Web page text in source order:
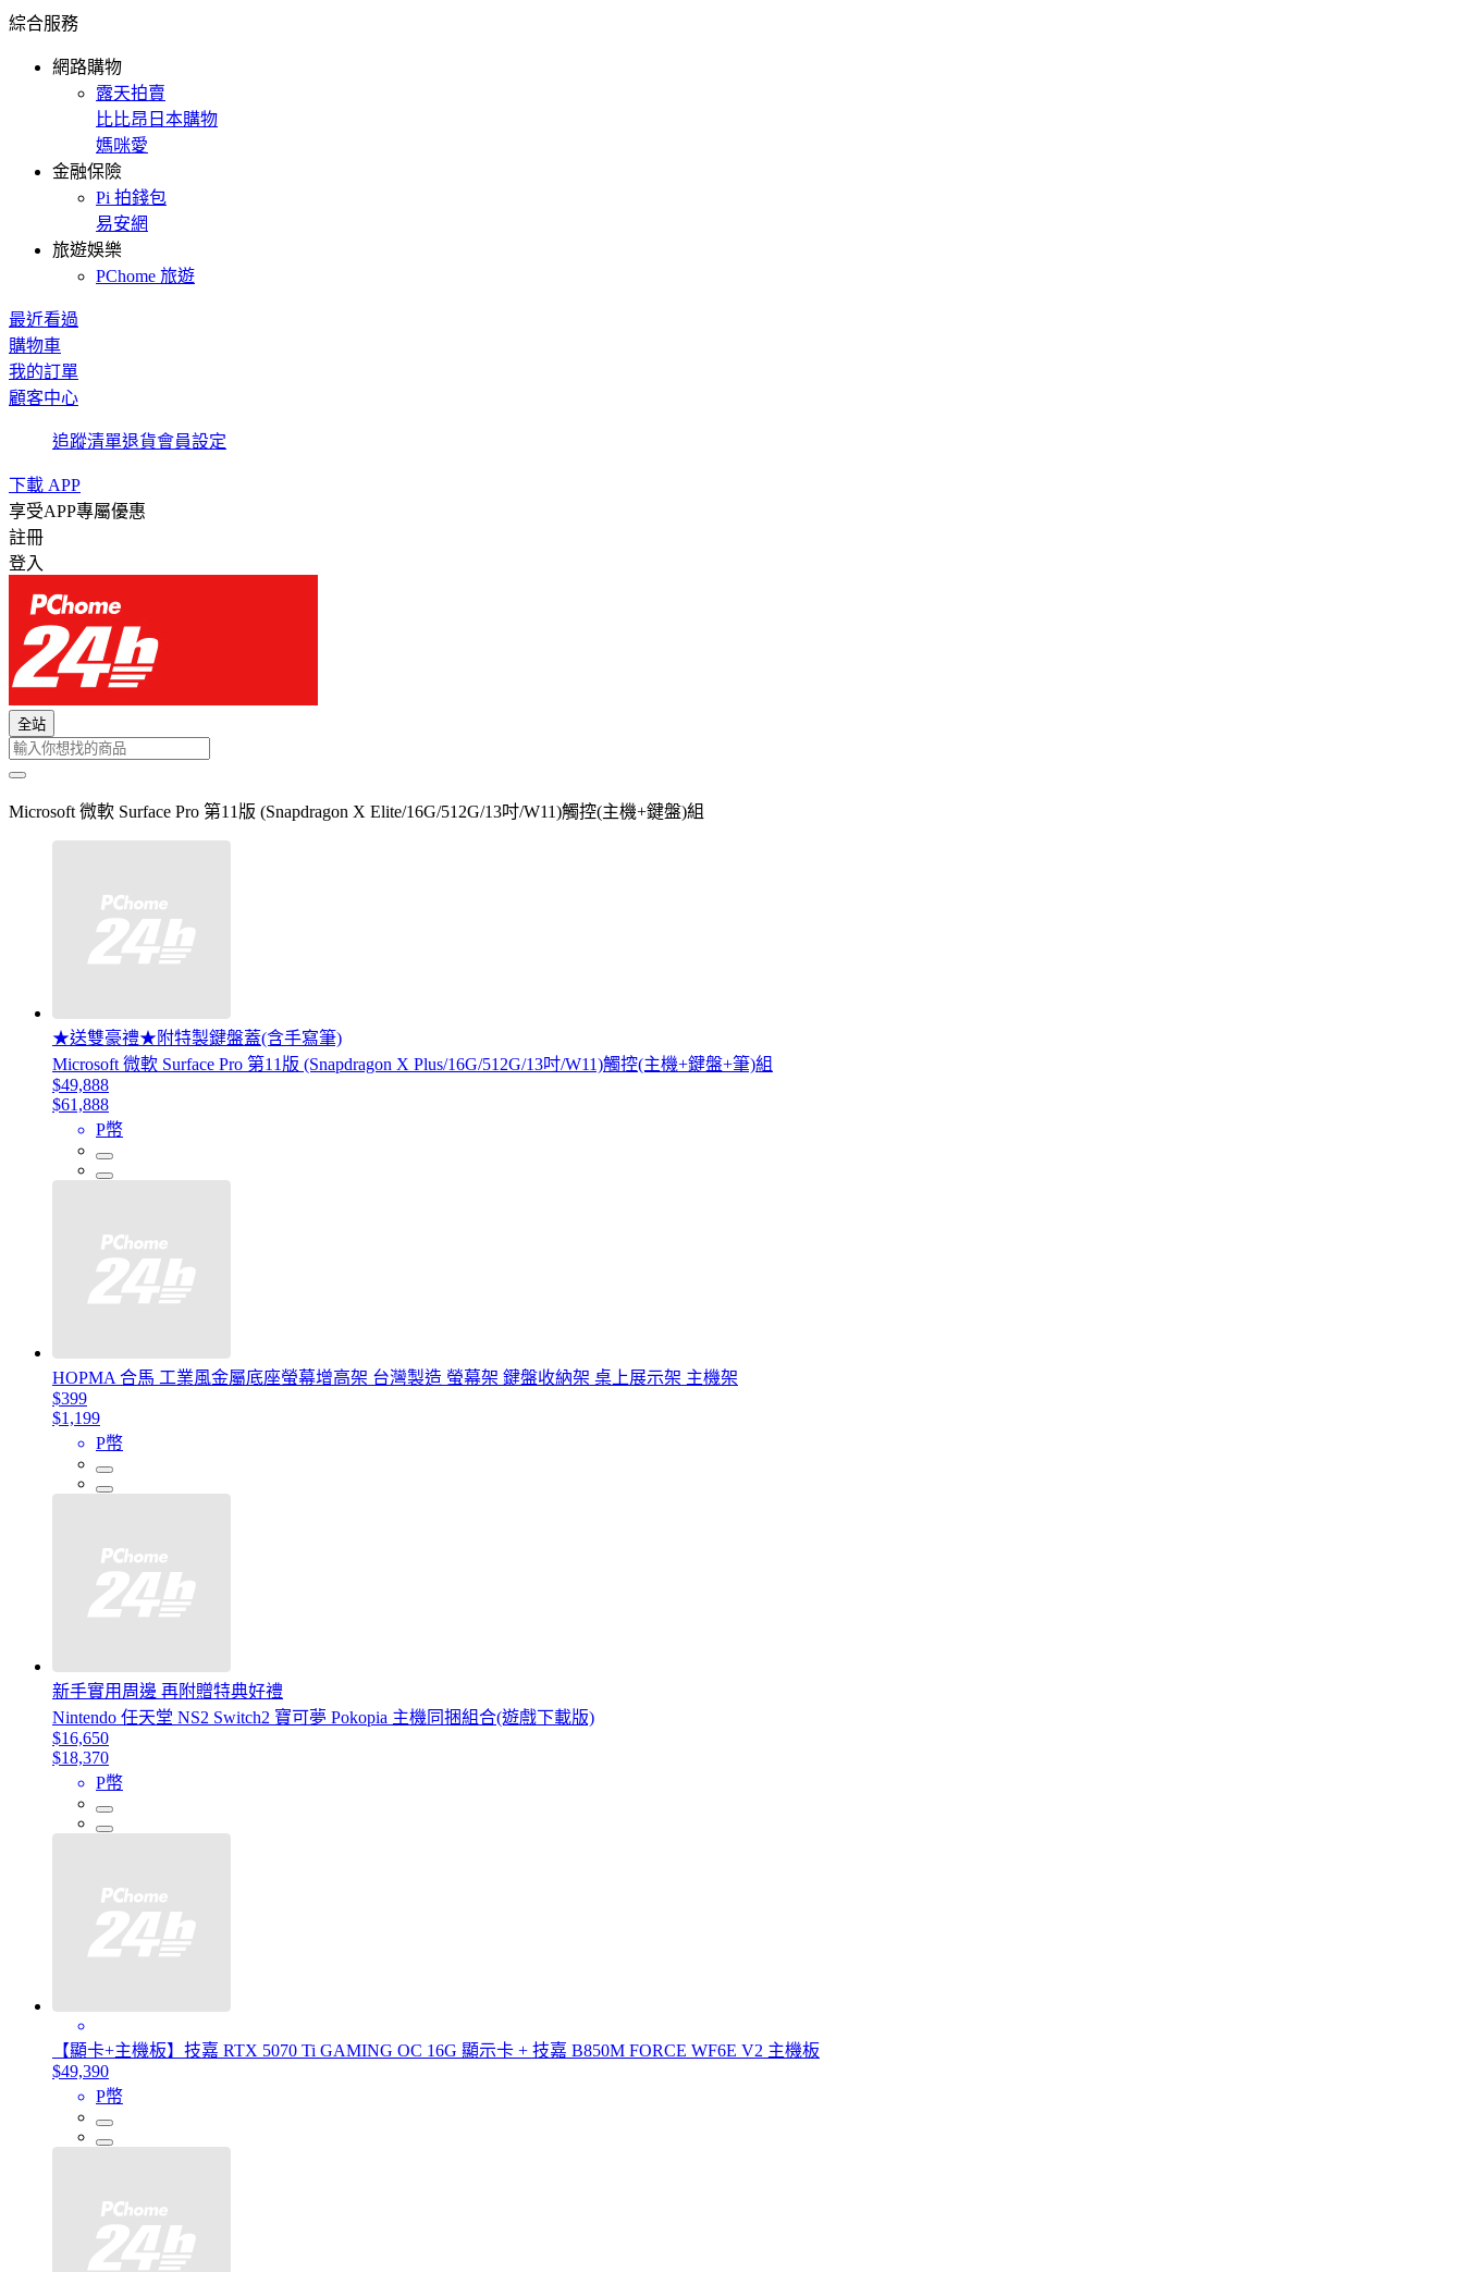
綜合服務
網路購物
露天拍賣
比比昂日本購物
媽咪愛
金融保險
Pi 拍錢包
易安網
旅遊娛樂
PChome 旅遊
最近看過
購物車
我的訂單
顧客中心
追蹤清單退貨會員設定
下載 APP
享受APP專屬優惠
註冊
登入
全站
Microsoft 微軟 Surface Pro 第11版 (Snapdragon X Elite/16G/512G/13吋/W11)觸控(主機+鍵盤)組
★送雙豪禮★附特製鍵盤蓋(含手寫筆)
Microsoft 微軟 Surface Pro 第11版 (Snapdragon X Plus/16G/512G/13吋/W11)觸控(主機+鍵盤+筆)組
$49,888
$61,888
P幣
HOPMA 合馬 工業風金屬底座螢幕增高架 台灣製造 螢幕架 鍵盤收納架 桌上展示架 主機架
$399
$1,199
P幣
新手實用周邊 再附贈特典好禮
Nintendo 任天堂 NS2 Switch2 寶可夢 Pokopia 主機同捆組合(遊戲下載版)
$16,650
$18,370
P幣
【顯卡+主機板】技嘉 RTX 5070 Ti GAMING OC 16G 顯示卡 + 技嘉 B850M FORCE WF6E V2 主機板
$49,390
P幣